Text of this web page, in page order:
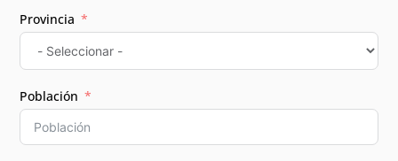
Provincia
Población